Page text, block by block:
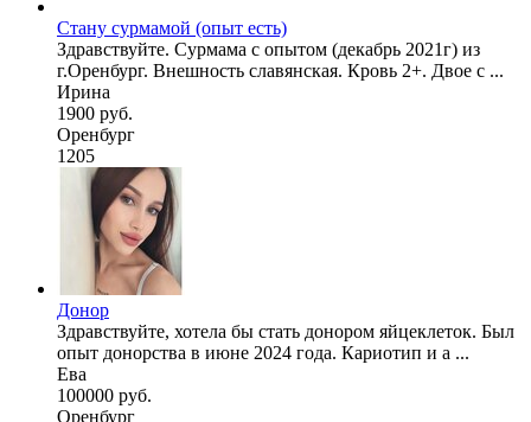
Стану сурмамой (опыт есть)
Здравствуйте. Сурмама с опытом (декабрь 2021г) из
г.Оренбург. Внешность славянская. Кровь 2+. Двое с ...
Ирина
1900 руб.
Оренбург
1205
Донор
Здравствуйте, хотела бы стать донором яйцеклеток. Был
опыт донорства в июне 2024 года. Кариотип и а ...
Ева
100000 руб.
Оренбург